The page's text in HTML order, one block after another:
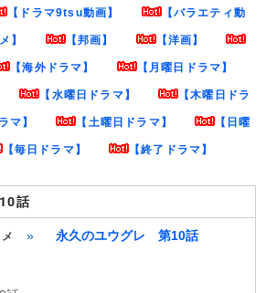
【ドラマ9tsu動画】 【バラエティ動
】 【邦画】 【洋画】
【海外ドラマ】 【月曜日ドラマ】
【水曜日ドラマ】 【木曜日ドラ
マ】 【土曜日ドラマ】 【日曜
【毎日ドラマ】 【終了ドラマ】
話
» 永久のユウグレ 第10話